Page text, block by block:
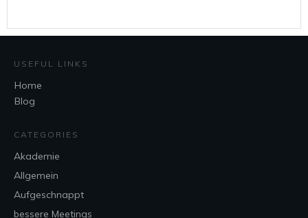
USEFUL LINKS
Home
Blog
CATEGORIES
Akademie
Allgemein
Aufgeschnappt
bessere Meetings